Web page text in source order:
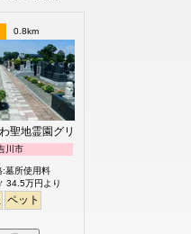
0.8km
聖地霊園グリーンピア
川市
:墓所使用料
34.5万円より
ペット